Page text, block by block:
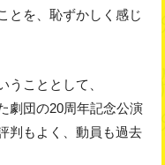
とを、恥ずかしく感じ
うこととして、
劇団の20周年記念公演
判もよく、動員も過去